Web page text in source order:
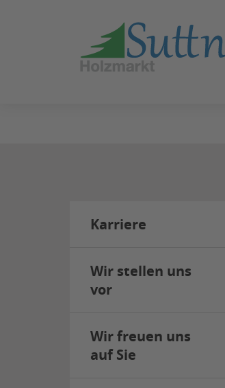
Karriere
Wir stellen uns
vor
Wir freuen uns
auf Sie